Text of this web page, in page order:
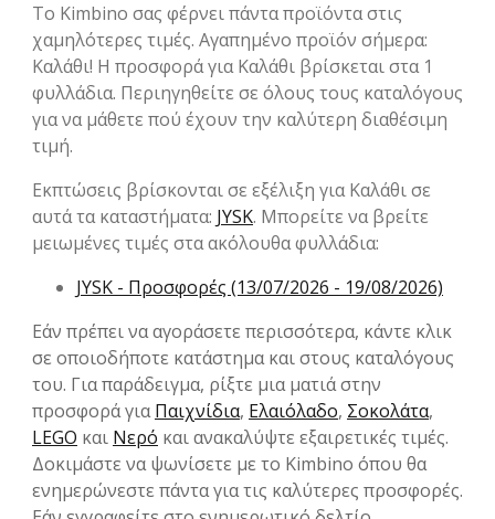
Το Kimbino σας φέρνει πάντα προϊόντα στις
χαμηλότερες τιμές. Αγαπημένο προϊόν σήμερα:
Καλάθι! Η προσφορά για Καλάθι βρίσκεται στα 1
φυλλάδια. Περιηγηθείτε σε όλους τους καταλόγους
για να μάθετε πού έχουν την καλύτερη διαθέσιμη
τιμή.
Εκπτώσεις βρίσκονται σε εξέλιξη για Καλάθι σε
αυτά τα καταστήματα: JYSK. Μπορείτε να βρείτε
μειωμένες τιμές στα ακόλουθα φυλλάδια:
JYSK - Προσφορές (13/07/2026 - 19/08/2026)
Εάν πρέπει να αγοράσετε περισσότερα, κάντε κλικ
σε οποιοδήποτε κατάστημα και στους καταλόγους
του. Για παράδειγμα, ρίξτε μια ματιά στην
προσφορά γιαΠαιχνίδια, Ελαιόλαδο, Σοκολάτα,
LEGO και Νερό και ανακαλύψτε εξαιρετικές τιμές.
Δοκιμάστε να ψωνίσετε με το Kimbino όπου θα
ενημερώνεστε πάντα για τις καλύτερες προσφορές.